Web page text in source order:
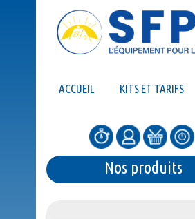
ACCUEIL KITS ET TARIFS
Nos produits